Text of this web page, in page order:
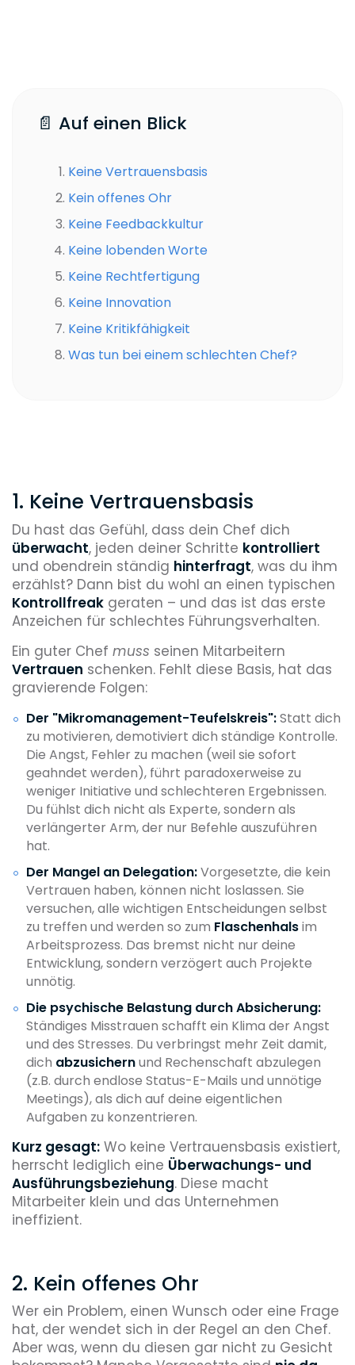
📄 Auf einen Blick
Keine Vertrauensbasis
Kein offenes Ohr
Keine Feedbackkultur
Keine lobenden Worte
Keine Rechtfertigung
Keine Innovation
Keine Kritikfähigkeit
Was tun bei einem schlechten Chef?
1. Keine Vertrauensbasis
Du hast das Gefühl, dass dein Chef dich
überwacht, jeden deiner Schritte kontrolliert
und obendrein ständig hinterfragt, was du ihm
erzählst? Dann bist du wohl an einen typischen
Kontrollfreak geraten – und das ist das erste
Anzeichen für schlechtes Führungsverhalten.
Ein guter Chef muss seinen Mitarbeitern
Vertrauen schenken. Fehlt diese Basis, hat das
gravierende Folgen:
Der "Mikromanagement-Teufelskreis":Statt dich
zu motivieren, demotiviert dich ständige Kontrolle.
Die Angst, Fehler zu machen (weil sie sofort
geahndet werden), führt paradoxerweise zu
weniger Initiative und schlechteren Ergebnissen.
Du fühlst dich nicht als Experte, sondern als
verlängerter Arm, der nur Befehle auszuführen
hat.
Der Mangel an Delegation:Vorgesetzte, die kein
Vertrauen haben, können nicht loslassen. Sie
versuchen, alle wichtigen Entscheidungen selbst
zu treffen und werden so zum Flaschenhalsim
Arbeitsprozess. Das bremst nicht nur deine
Entwicklung, sondern verzögert auch Projekte
unnötig.
Die psychische Belastung durch Absicherung:
Ständiges Misstrauen schafft ein Klima der Angst
und des Stresses. Du verbringst mehr Zeit damit,
dich abzusichernund Rechenschaft abzulegen
(z.B. durch endlose Status-E-Mails und unnötige
Meetings), als dich auf deine eigentlichen
Aufgaben zu konzentrieren.
Kurz gesagt: Wo keine Vertrauensbasis existiert,
herrscht lediglich eine Überwachungs- und
Ausführungsbeziehung. Diese macht
Mitarbeiter klein und das Unternehmen
ineffizient.
2. Kein offenes Ohr
Wer ein Problem, einen Wunsch oder eine Frage
hat, der wendet sich in der Regel an den Chef.
Aber was, wenn du diesen gar nicht zu Gesicht